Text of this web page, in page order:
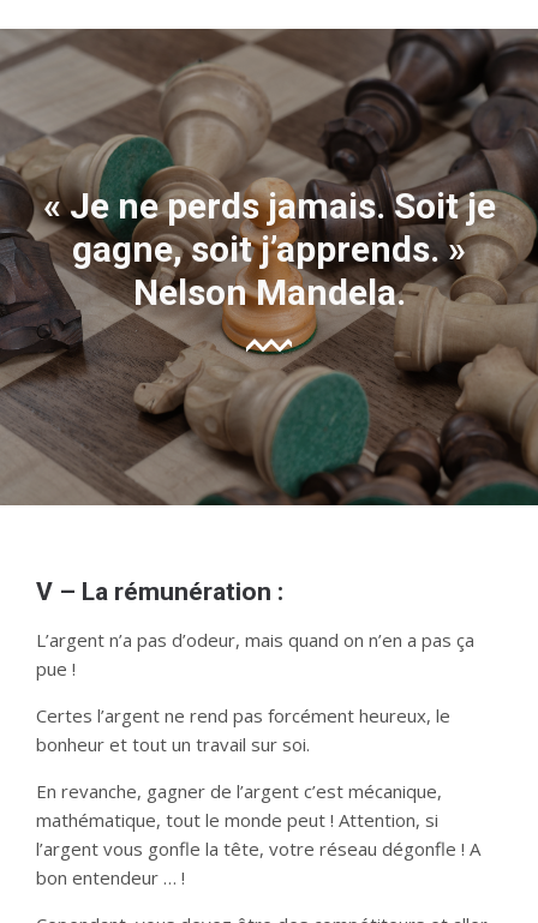
« Je ne perds jamais. Soit je
gagne, soit j’apprends. »
Nelson Mandela.
V – La rémunération :
L’argent n’a pas d’odeur, mais quand on n’en a pas ça
pue !
Certes l’argent ne rend pas forcément heureux, le
bonheur et tout un travail sur soi.
En revanche, gagner de l’argent c’est mécanique,
mathématique, tout le monde peut ! Attention, si
l’argent vous gonfle la tête, votre réseau dégonfle ! A
bon entendeur … !